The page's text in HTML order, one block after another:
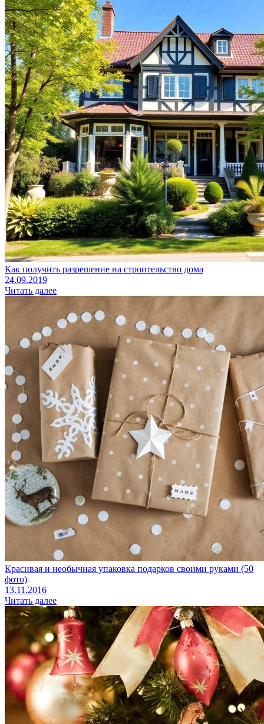
Как получить разрешение на строительство дома
24.09.2019
Читать далее
Красивая и необычная упаковка подарков своими руками (50
фото)
13.11.2016
Читать далее